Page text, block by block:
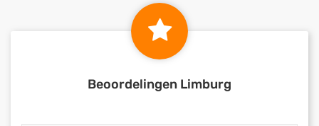
Beoordelingen Limburg